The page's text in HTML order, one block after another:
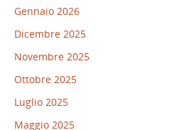
Gennaio 2026
Dicembre 2025
Novembre 2025
Ottobre 2025
Luglio 2025
Maggio 2025